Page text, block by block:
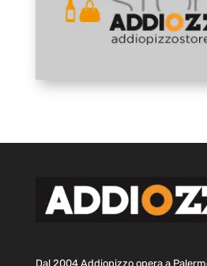
Dal 2004 Addiopizzo opera a